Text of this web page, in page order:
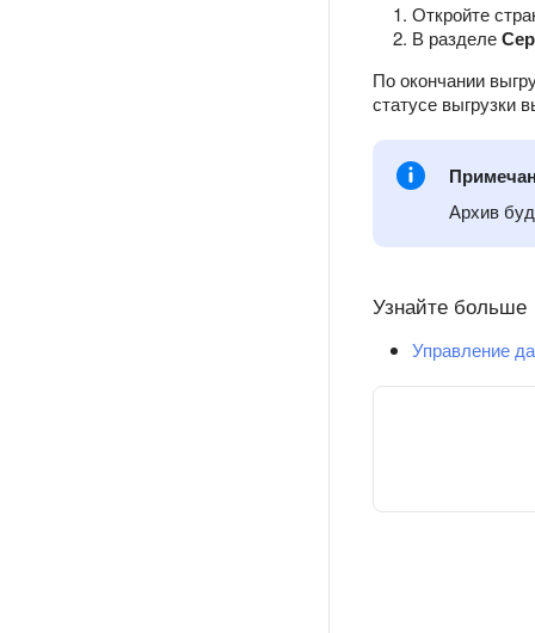
Откройте
В разделе
По окончании
статусе выгрузки
Архив
Узнайте больше
Управление